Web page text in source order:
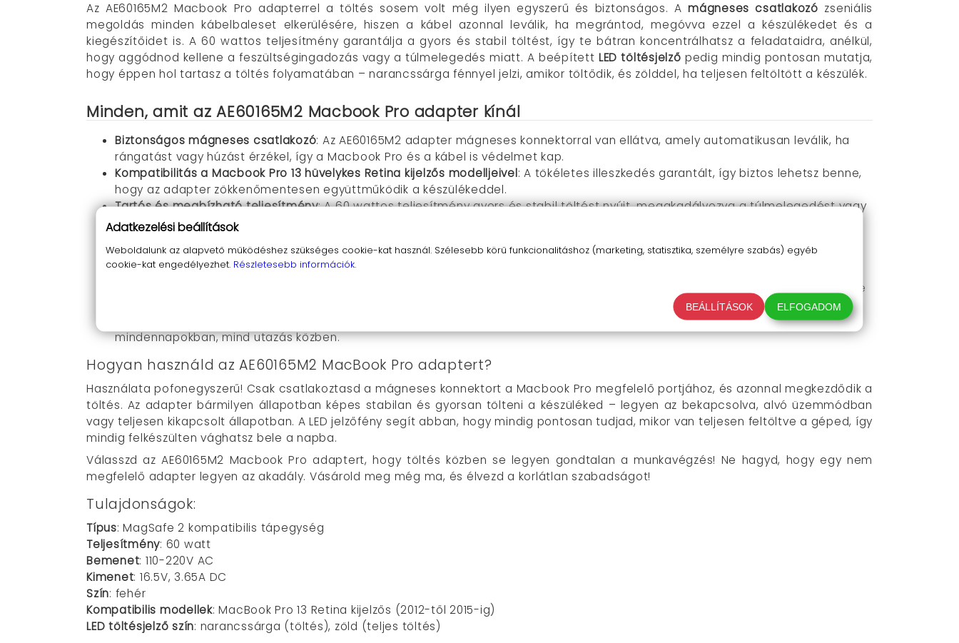
Az AE60165M2 Macbook Pro adapterrel a töltés sosem volt még ilyen egyszerű és biztonságos. Amágneses csatlakozó zseniális
megoldás minden kábelbaleset elkerülésére, hiszen a kábel azonnal leválik, ha megrántod, megóvva ezzel a készülékedet és a
kiegészítőidet is. A 60 wattos teljesítmény garantálja a gyors és stabil töltést, így te bátran koncentrálhatsz a feladataidra, anélkül,
hogy aggódnod kellene a feszültségingadozás vagy a túlmelegedés miatt. A beépített LED töltésjelző pedig mindig pontosan mutatja,
hogy éppen hol tartasz a töltés folyamatában – narancssárga fénnyel jelzi, amikor töltődik, és zölddel, ha teljesen feltöltött a készülék.
Minden, amit az AE60165M2 Macbook Pro adapter kínál
Biztonságos mágneses csatlakozó: Az AE60165M2 adapter mágneses konnektorral van ellátva, amely automatikusan leválik, ha
rángatást vagy húzást érzékel, így a Macbook Pro és a kábel is védelmet kap.
Kompatibilitás a Macbook Pro 13 hüvelykes Retina kijelzős modelljeivel: A tökéletes illeszkedés garantált, így biztos lehetsz benne,
hogy az adapter zökkenőmentesen együttműködik a készülékeddel.
Tartós és megbízható teljesítmény: A 60 wattos teljesítmény gyors és stabil töltést nyújt, megakadályozva a túlmelegedést vagy
a feszültségingadozást.
töltés.
Rugalmas kábelhossz: Az adapter hosszú kábele kényelmesen használható akár otthon, akár útközben.
: A letisztult fehér design tökéletesen illeszkedik a Macbook Pro stílusához, így nemcsak praktikus, de
: Az adapter megkönnyíti a kábel tárolását, így helytakarékos és rendezett megoldást nyújt mind a
mindennapokban, mind utazás közben.
Hogyan használd az AE60165M2 MacBook Pro adaptert?
Használata pofonegyszerű! Csak csatlakoztasd a mágneses konnektort a Macbook Pro megfelelő portjához, és azonnal megkezdődik a
töltés. Az adapter bármilyen állapotban képes stabilan és gyorsan tölteni a készüléked – legyen az bekapcsolva, alvó üzemmódban
vagy teljesen kikapcsolt állapotban. A LED jelzőfény segít abban, hogy mindig pontosan tudjad, mikor van teljesen feltöltve a géped, így
mindig felkészülten vághatsz bele a napba.
Válasszd az AE60165M2 Macbook Pro adaptert, hogy töltés közben se legyen gondtalan a munkavégzés! Ne hagyd, hogy egy nem
megfelelő adapter legyen az akadály. Vásárold meg még ma, és élvezd a korlátlan szabadságot!
Tulajdonságok:
Típus: MagSafe 2 kompatibilis tápegység
Teljesítmény: 60 watt
Bemenet: 110-220V AC
Kimenet: 16.5V, 3.65A DC
Szín: fehér
Kompatibilis modellek: MacBook Pro 13 Retina kijelzős (2012-től 2015-ig)
LED töltésjelző szín: narancssárga (töltés), zöld (teljes töltés)
Adatkezelési beállítások
Weboldalunk az alapvető működéshez szükséges cookie-kat használ. Szélesebb körű funkcionalitáshoz (marketing, statisztika, személyre szabás) egyéb
cookie-kat engedélyezhet. Részletesebb információk.
BEÁLLÍTÁSOK ELFOGADOM